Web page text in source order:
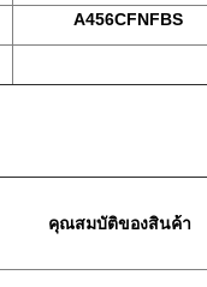
A456CFNFBS
คุณสมบัติของสินค้า